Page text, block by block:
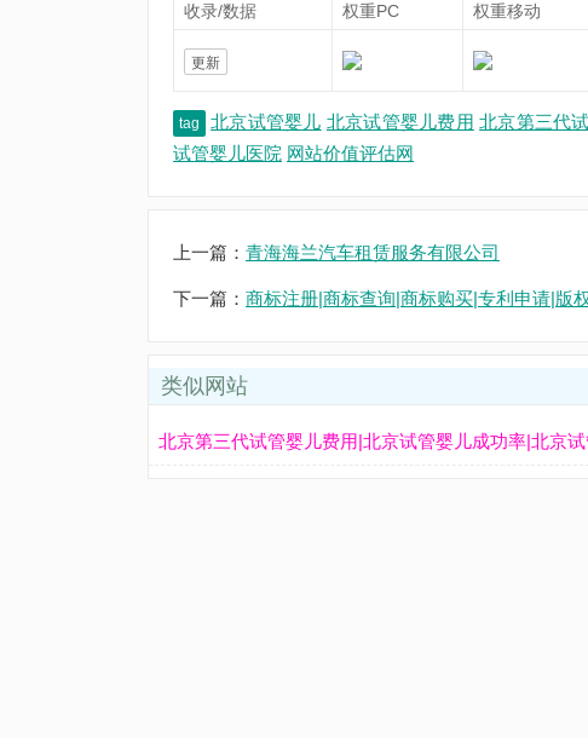
收录/数据 权重PC 权重移动
更新
tag 北京试管婴儿 北京试管婴儿费用 北京第三代
试管婴儿医院 网站价值评估网
上一篇： 青海海兰汽车租赁服务有限公司
下一篇： 商标注册|商标查询|商标购买|专利申请|版
类似网站
北京第三代试管婴儿费用|北京试管婴儿成功率|北京